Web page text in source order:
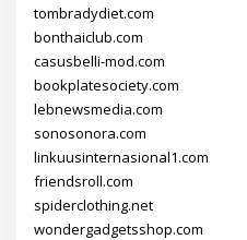
tombradydiet.com
bonthaiclub.com
casusbelli-mod.com
bookplatesociety.com
lebnewsmedia.com
sonosonora.com
linkuusinternasional1.com
friendsroll.com
spiderclothing.net
wondergadgetsshop.com